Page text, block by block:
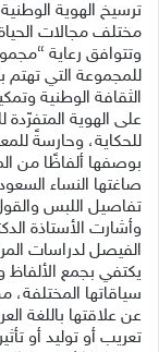
ترسيخ الهوية
مختلف مجالات
وتتوافق رعاية
للمجموعة التي تهتم
الثقافة الوطنية
على الهوية
للحكاية، وحارسةً
بوصفها ألفاظًا من
صاغتها النساء
تفاصيل اللبس
وأشارت الأستاذة
الفيصل لدراسات
يكتفي بجمع الألفاظ
سياقاتها
عن علاقتها باللغة
تعريب أو توليد أو